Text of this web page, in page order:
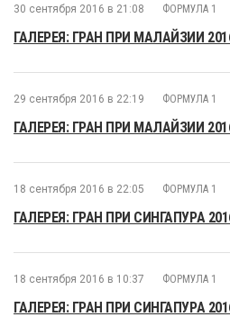
30 сентября 2016 в 21:08 ФОРМУЛА 1
ГАЛЕРЕЯ: ГРАН ПРИ МАЛАЙЗИИ
29 сентября 2016 в 22:19 ФОРМУЛА 1
ГАЛЕРЕЯ: ГРАН ПРИ МАЛАЙЗИИ
18 сентября 2016 в 22:05 ФОРМУЛА 1
ГАЛЕРЕЯ: ГРАН ПРИ СИНГАПУРА
18 сентября 2016 в 10:37 ФОРМУЛА 1
ГАЛЕРЕЯ: ГРАН ПРИ СИНГАПУРА